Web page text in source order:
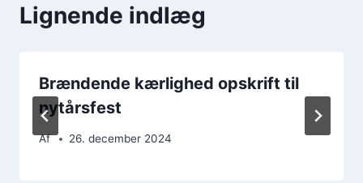
Lignende indlæg
Brændende kærlighed opskrift til
nytårsfest
Af 26. december 2024